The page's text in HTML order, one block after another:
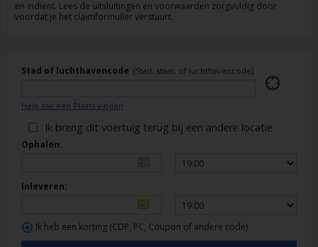
en indient. Lees de uitsluitingen en voorwaarden zorgvuldig door
voordat je het claimformulier verstuurt.
Stad of luchthavencode (Stad, staat, of luchthavencode)
Help me een Plaats vinden
Ik breng dit voertuig terug bij een andere locatie
Ophalen:
Inleveren:
Ik heb een korting (CDP, PC, Coupon of andere code)